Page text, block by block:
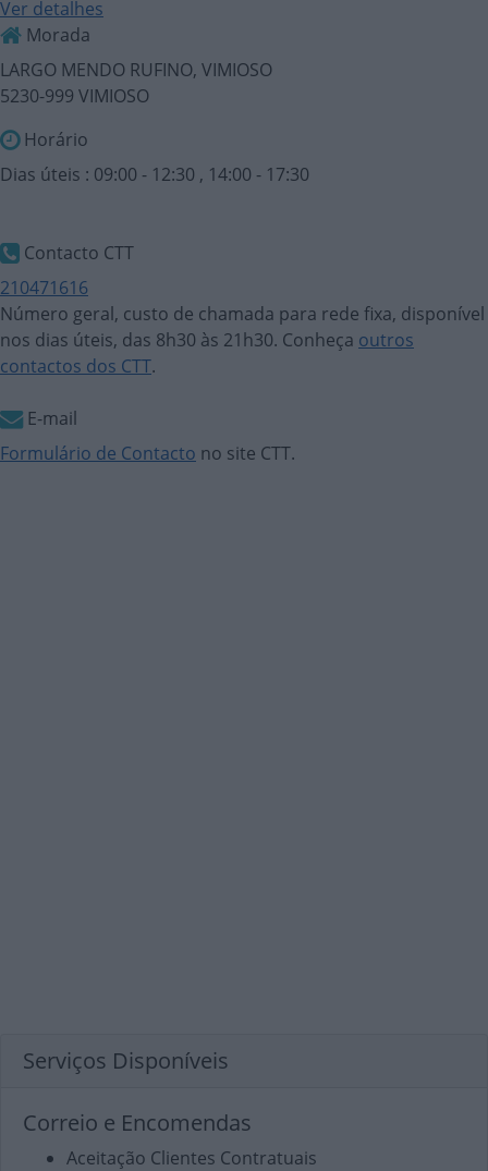
Ver detalhes
Morada
LARGO MENDO RUFINO, VIMIOSO
5230-999 VIMIOSO
Horário
Dias úteis : 09:00 - 12:30 , 14:00 - 17:30
Contacto CTT
210471616
Número geral, custo de chamada para rede fixa, disponível
nos dias úteis, das 8h30 às 21h30. Conheça outros
contactos dos CTT.
E-mail
Formulário de Contacto no site CTT.
Serviços Disponíveis
Correio e Encomendas
Aceitação Clientes Contratuais